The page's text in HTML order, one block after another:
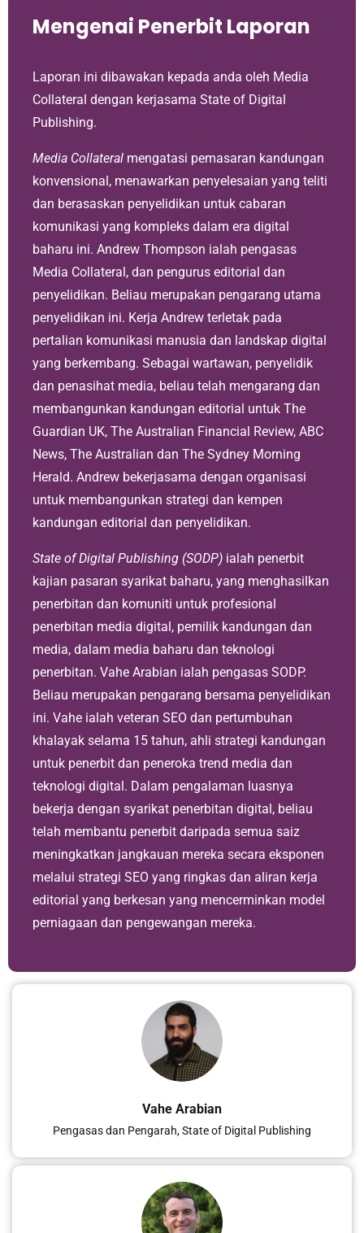
Mengenai Penerbit Laporan
Laporan ini dibawakan kepada anda oleh Media
Collateral dengan kerjasama State of Digital
Publishing.
Media Collateral mengatasi pemasaran kandungan
konvensional, menawarkan penyelesaian yang teliti
dan berasaskan penyelidikan untuk cabaran
komunikasi yang kompleks dalam era digital
baharu ini. Andrew Thompson ialah pengasas
Media Collateral, dan pengurus editorial dan
penyelidikan. Beliau merupakan pengarang utama
penyelidikan ini. Kerja Andrew terletak pada
pertalian komunikasi manusia dan landskap digital
yang berkembang. Sebagai wartawan, penyelidik
dan penasihat media, beliau telah mengarang dan
membangunkan kandungan editorial untuk The
Guardian UK, The Australian Financial Review, ABC
News, The Australian dan The Sydney Morning
Herald. Andrew bekerjasama dengan organisasi
untuk membangunkan strategi dan kempen
kandungan editorial dan penyelidikan.
State of Digital Publishing (SODP) ialah penerbit
kajian pasaran syarikat baharu, yang menghasilkan
penerbitan dan komuniti untuk profesional
penerbitan media digital, pemilik kandungan dan
media, dalam media baharu dan teknologi
penerbitan. Vahe Arabian ialah pengasas SODP.
Beliau merupakan pengarang bersama penyelidikan
ini. Vahe ialah veteran SEO dan pertumbuhan
khalayak selama 15 tahun, ahli strategi kandungan
untuk penerbit dan peneroka trend media dan
teknologi digital. Dalam pengalaman luasnya
bekerja dengan syarikat penerbitan digital, beliau
telah membantu penerbit daripada semua saiz
meningkatkan jangkauan mereka secara eksponen
melalui strategi SEO yang ringkas dan aliran kerja
editorial yang berkesan yang mencerminkan model
perniagaan dan pengewangan mereka.
Vahe Arabian
Pengasas dan Pengarah, State of Digital Publishing